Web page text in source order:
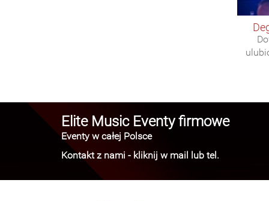
Elite Music Eventy firmowe
Eventy w całej Polsce
Kontakt z nami - kliknij w mail lub tel.